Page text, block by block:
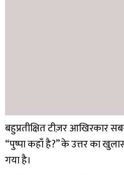
बहुप्रतीक्षित टीज़र आखिरकार
“पुष्पा कहाँ है?” के उत्तर का
गया है।